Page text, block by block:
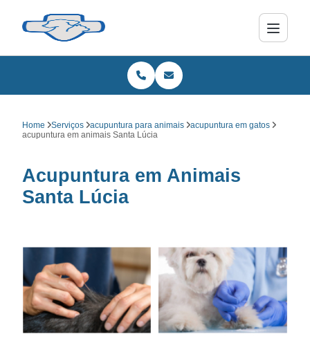
Home Serviços acupuntura para animais
acupuntura em gatos
acupuntura em animais Santa Lúcia
Acupuntura em Animais
Santa Lúcia